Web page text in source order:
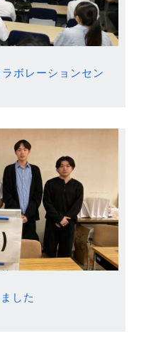
ボレーションセン
した